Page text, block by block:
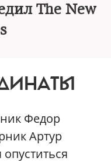
The New
Федор
Артур